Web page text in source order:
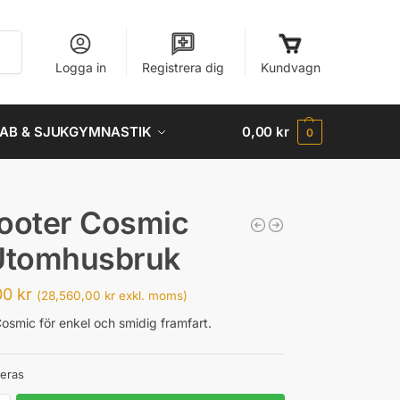
Logga in Registrera dig Kundvagn
& SJUKGYMNASTIK 0,00 kr 0
Cosmic
kr (28,560,00 kr exkl. moms)
för enkel och smidig framfart.